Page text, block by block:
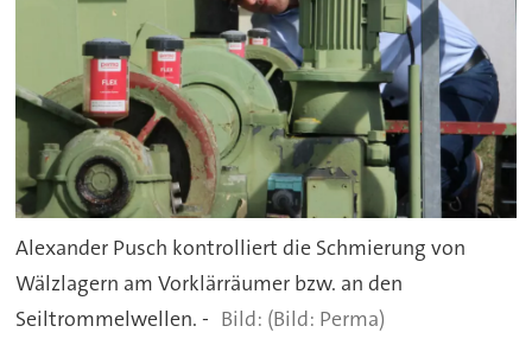
Alexander Pusch kontrolliert die Schmierung von
Wälzlagern am Vorklärräumer bzw. an den
Seiltrommelwellen. -
(Bild: Perma)